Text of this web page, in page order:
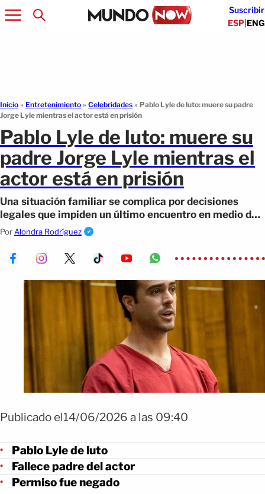
Suscribir
ESP|ENG
Inicio » Entretenimiento » Celebridades » Pablo Lyle de luto: muere su padre
Jorge Lyle mientras el actor está en prisión
Pablo Lyle de luto: muere su
padre Jorge Lyle mientras el
actor está en prisión
Una situación familiar se complica por decisiones
legales que impiden un último encuentro en medio de
un momento crítico.
Por Alondra Rodríguez
Publicado el14/06/2026 a las 09:40
Pablo Lyle de luto
Fallece padre del actor
Permiso fue negado